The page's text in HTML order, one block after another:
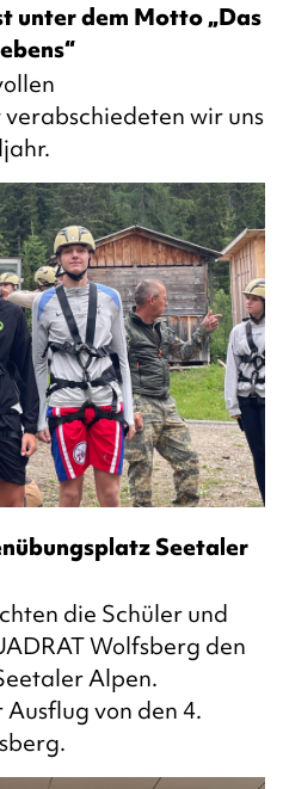
unter dem Motto „Das
wir uns
Seetaler
die Schüler und
Wolfsberg den
Alpen.
von den 4.